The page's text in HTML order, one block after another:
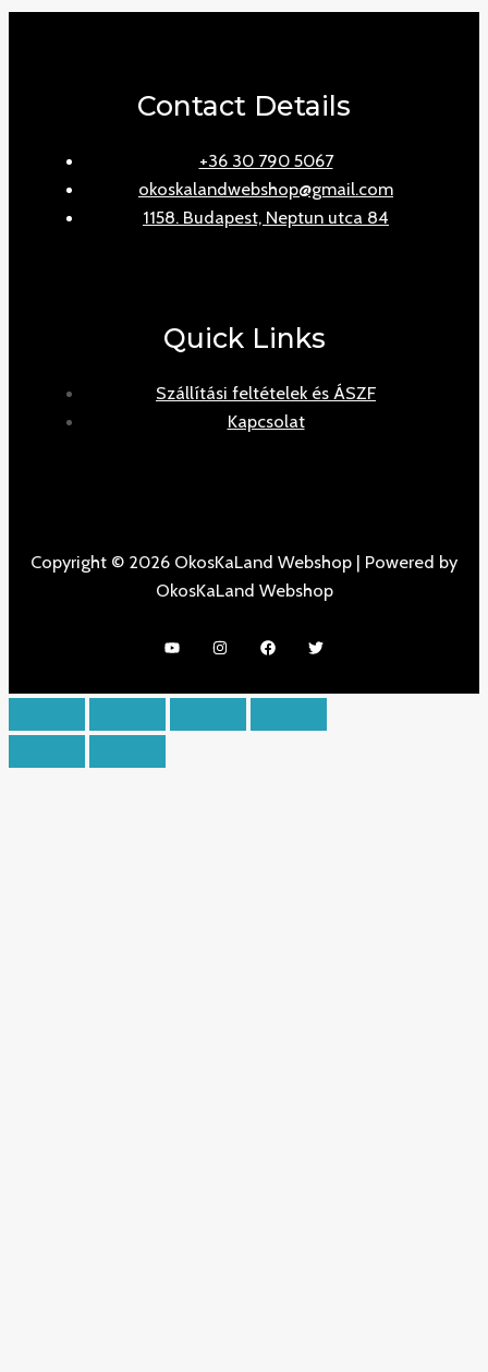
Contact Details
+36 30 790 5067
okoskalandwebshop@gmail.com
1158. Budapest, Neptun utca 84
Quick Links
Szállítási feltételek és ÁSZF
Kapcsolat
Copyright © 2026 OkosKaLand Webshop | Powered by
OkosKaLand Webshop